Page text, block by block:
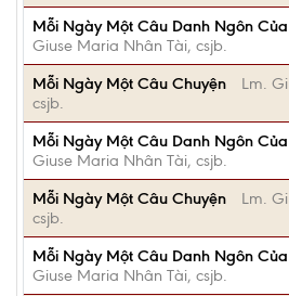
Mỗi Ngày Một Câu Danh Ngôn
Giuse Maria Nhân Tài, csjb.
Mỗi Ngày Một Câu Chuyện
Lm.
csjb.
Mỗi Ngày Một Câu Danh Ngôn
Giuse Maria Nhân Tài, csjb.
Mỗi Ngày Một Câu Chuyện
Lm.
csjb.
Mỗi Ngày Một Câu Danh Ngôn
Giuse Maria Nhân Tài, csjb.